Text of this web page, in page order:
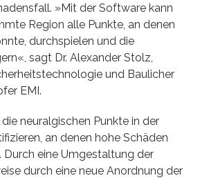
»Mit der Software kann
Region alle Punkte, an denen
durchspielen und die
sagt Dr. Alexander Stolz,
und Baulicher
EMI.
neuralgischen Punkte in der
an denen hohe Schäden
Durch eine Umgestaltung der
durch eine neue Anordnung der